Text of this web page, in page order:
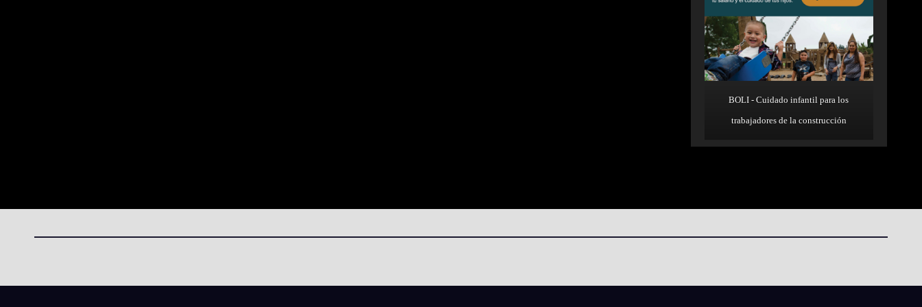
BOLI - Cuidado infantil para los
trabajadores de la construcción